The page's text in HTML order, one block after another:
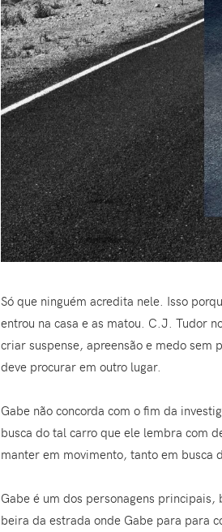
Só que ninguém acredita nele. Isso
entrou na casa e as matou. C.J. Tudor
criar suspense, apreensão e medo sem
deve procurar em outro lugar.
Gabe não concorda com o fim da
busca do tal carro que ele lembra com
manter em movimento, tanto em busca
Gabe é um dos personagens
beira da estrada onde Gabe para para